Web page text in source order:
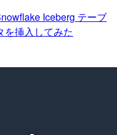
Iceberg テーブ
を挿入してみた